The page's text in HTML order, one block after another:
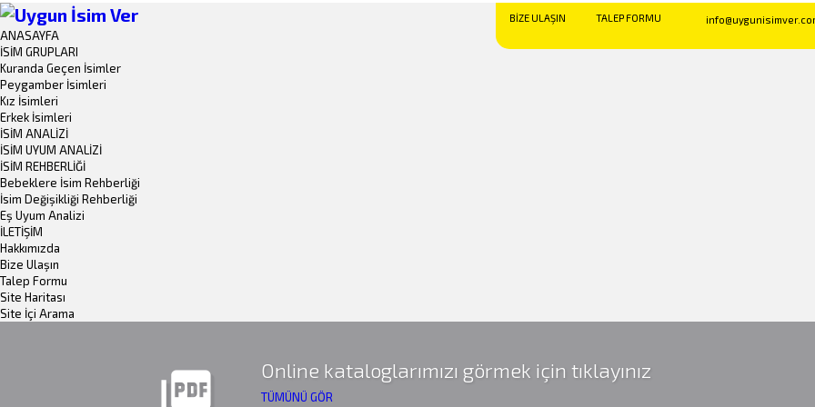
BİZE ULAŞIN TALEP FORMU
ANASAYFA
İSİM GRUPLARI
Kuranda Geçen İsimler
Peygamber İsimleri
Kız İsimleri
Erkek İsimleri
İSİM ANALİZİ
İSİM UYUM ANALİZİ
İSİM REHBERLİĞİ
Bebeklere İsim Rehberliği
İsim Değişikliği Rehberliği
Eş Uyum Analizi
İLETİŞİM
Hakkımızda
Bize Ulaşın
Talep Formu
Site Haritası
Site İçi Arama
picture_as_pdf Online kataloglarımızı görmek için tıklayınız
TÜMÜNÜ GÖR